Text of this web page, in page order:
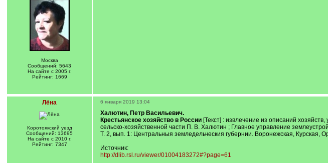
Москва
Сообщений: 5643
На сайте с 2005 г.
Рейтинг: 1669
Лёна
Коротоякский уезд
Сообщений: 13695
На сайте с 2010 г.
Рейтинг: 7347
6 января 2019 13:04
Халютин, Петр Васильевич.
Крестьянское хозяйство в России[Текст] : извлечение из описаний
сельско-хозяйственной части П. В. Халютин ; Главное управление
Т. 2, вып. 1: Центральныя земледельческия губернии. Воронежская, Курская,
Источник:
http://dlib.rsl.ru/viewer/01004183272#?page=61